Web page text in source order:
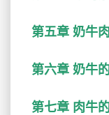
第五章 奶牛
第六章 奶牛
第七章 肉牛